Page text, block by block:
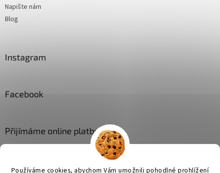
Používáme cookies, abychom Vám umožnili pohodlné prohlížení
Napište nám
Blog
Instagram
Facebook
Přijímáme online platby